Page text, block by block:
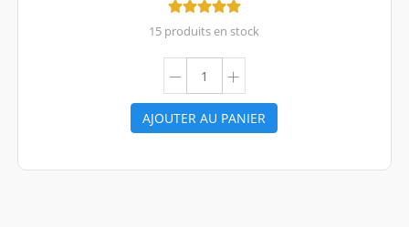
15 produits en stock
AJOUTER AU PANIER